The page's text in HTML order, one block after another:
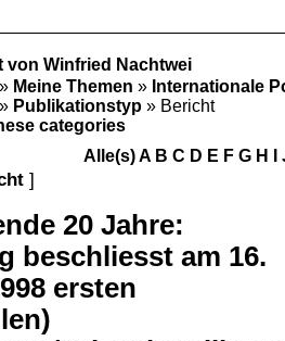
von Winfried Nachtwei
» Meine Themen » Internationale
» Publikationstyp » Bericht
categories
Alle(s)A B C D E F G H
]
20 Jahre:
beschliesst am 16.
ersten